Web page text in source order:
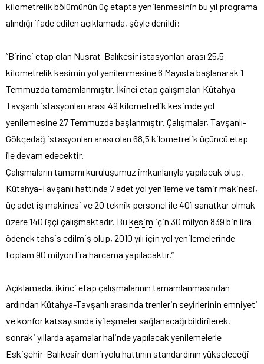
kilometrelik bölümünün üç etapta yenilenmesinin bu yıl programa
alındığı ifade edilen açıklamada, şöyle denildi:
“Birinci etap olan Nusrat-Balıkesir istasyonları arası 25,5
kilometrelik kesimin yol yenilenmesine 6 Mayısta başlanarak 1
Temmuzda tamamlanmıştır. İkinci etap çalışmaları Kütahya-
Tavşanlı istasyonları arası 49 kilometrelik kesimde yol
yenilemesine 27 Temmuzda başlanmıştır. Çalışmalar, Tavşanlı-
Gökçedağ istasyonları arası olan 68,5 kilometrelik üçüncü etap
ile devam edecektir.
Çalışmaların tamamı kuruluşumuz imkanlarıyla yapılacak olup,
Kütahya-Tavşanlı hattında 7 adet yol yenilemeve tamir makinesi,
üç adet iş makinesi ve 20 teknik personel ile 40’ı sanatkar olmak
üzere 140 işçi çalışmaktadır. Bu kesim için 30 milyon 839 bin lira
ödenek tahsis edilmiş olup, 2010 yılı için yol yenilemelerinde
toplam 90 milyon lira harcama yapılacaktır.”
Açıklamada, ikinci etap çalışmalarının tamamlanmasından
ardından Kütahya-Tavşanlı arasında trenlerin seyirlerinin emniyeti
ve konfor katsayısında iyileşmeler sağlanacağı bildirilerek,
sonraki yıllarda aşamalar halinde yapılacak yenilemelerle
Eskişehir-Balıkesir demiryolu hattının standardının yükseleceği